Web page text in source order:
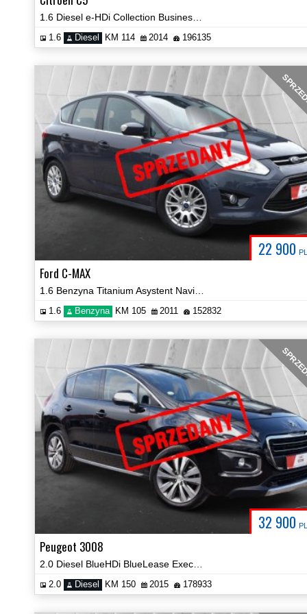
1.6 Diesel KM 114 2014 196135
22 900
Ford C-MAX
1.6 Benzyna KM 105 2011 152832
32 900
Peugeot 3008
2.0 Diesel KM 150 2015 178933